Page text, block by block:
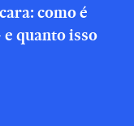
como é
quanto isso